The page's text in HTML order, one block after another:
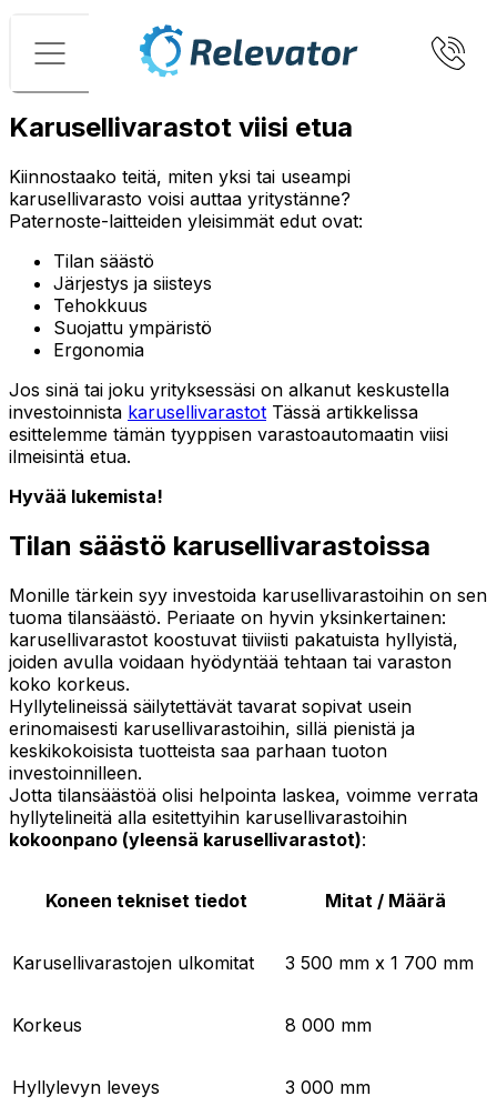
Valikko
Karusellivarastot viisi etua
Kiinnostaako teitä, miten yksi tai useampi
karusellivarasto voisi auttaa yritystänne?
Paternoste-laitteiden yleisimmät edut ovat:
Tilan säästö
Järjestys ja siisteys
Tehokkuus
Suojattu ympäristö
Ergonomia
Jos sinä tai joku yrityksessäsi on alkanut keskustella
investoinnista karusellivarastot Tässä artikkelissa
esittelemme tämän tyyppisen varastoautomaatin viisi
ilmeisintä etua.
Hyvää lukemista!
Tilan säästö karusellivarastoissa
Monille tärkein syy investoida karusellivarastoihin on sen
tuoma tilansäästö. Periaate on hyvin yksinkertainen:
karusellivarastot koostuvat tiiviisti pakatuista hyllyistä,
joiden avulla voidaan hyödyntää tehtaan tai varaston
koko korkeus.
Hyllytelineissä säilytettävät tavarat sopivat usein
erinomaisesti karusellivarastoihin, sillä pienistä ja
keskikokoisista tuotteista saa parhaan tuoton
investoinnilleen.
Jotta tilansäästöä olisi helpointa laskea, voimme verrata
hyllytelineitä alla esitettyihin karusellivarastoihin
kokoonpano (yleensä karusellivarastot):
Koneen tekniset tiedot Mitat / Määrä
Karusellivarastojen ulkomitat 3 500 mm x 1 700 mm
Korkeus 8 000 mm
Hyllylevyn leveys 3 000 mm